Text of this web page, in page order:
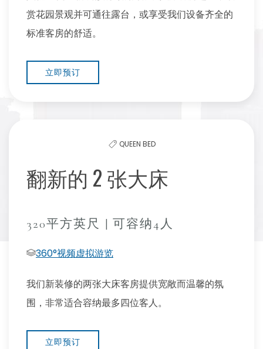
赏花园景观并可通往露台，或享受我们设备齐全的
标准客房的舒适。
立即预订
QUEEN BED
翻新的 2 张大床
320平方英尺 | 可容纳4人
360°视频虚拟游览
我们新装修的两张大床客房提供宽敞而温馨的氛
围，非常适合容纳最多四位客人。
立即预订